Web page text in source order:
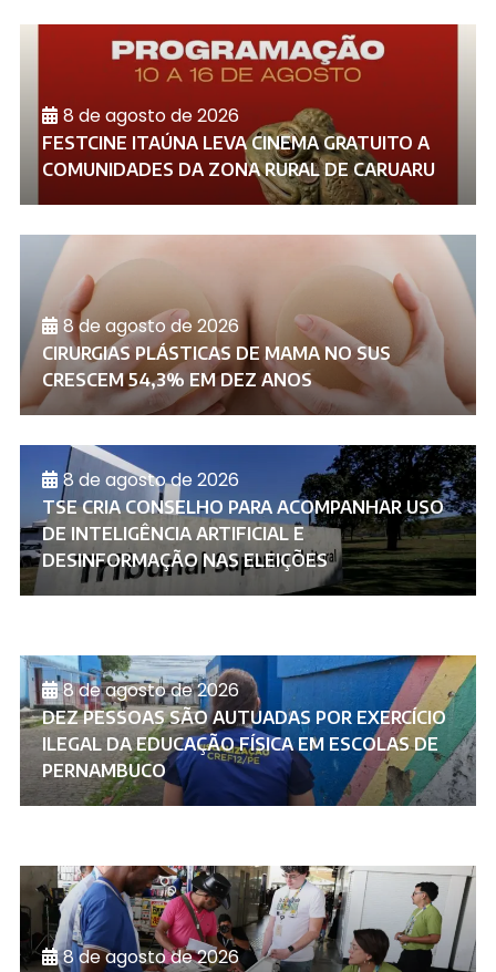
8 de agosto de 2026
FESTCINE ITAÚNA LEVA CINEMA GRATUITO A
COMUNIDADES DA ZONA RURAL DE CARUARU
8 de agosto de 2026
CIRURGIAS PLÁSTICAS DE MAMA NO SUS
CRESCEM 54,3% EM DEZ ANOS
8 de agosto de 2026
TSE CRIA CONSELHO PARA ACOMPANHAR USO
DE INTELIGÊNCIA ARTIFICIAL E
DESINFORMAÇÃO NAS ELEIÇÕES
8 de agosto de 2026
DEZ PESSOAS SÃO AUTUADAS POR EXERCÍCIO
ILEGAL DA EDUCAÇÃO FÍSICA EM ESCOLAS DE
PERNAMBUCO
8 de agosto de 2026